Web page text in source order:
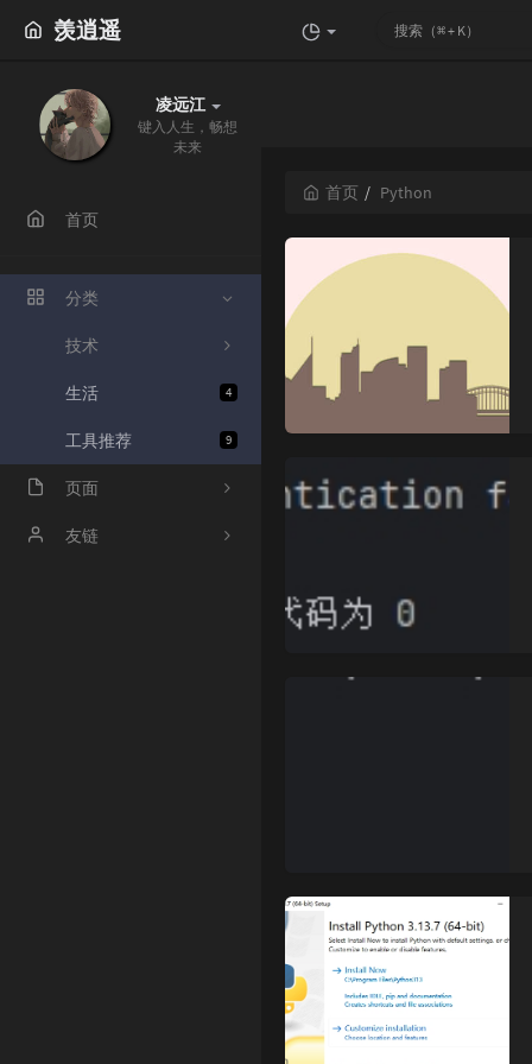
羡逍遥
凌远江
键入人生，畅想
未来
首页
分类
技术
4
生活
9
工具推荐
页面
文章归档
友链
首页 Python